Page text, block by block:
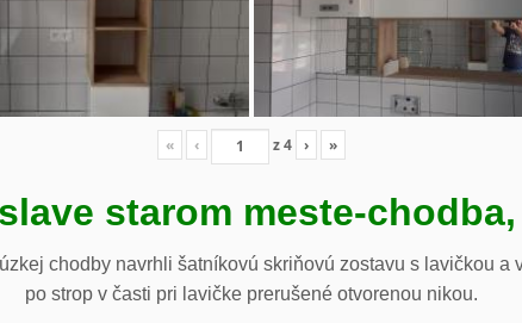
« ‹ z4 › »
starom meste-
chodby navrhli šatníkovú skriňovú zostavu s lavičkou a
po strop v časti pri lavičke prerušené otvorenou nikou.